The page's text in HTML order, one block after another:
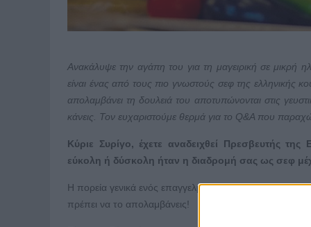
Ανακάλυψε την αγάπη του για τη μαγειρική σε μικρή
είναι ένας από τους πιο γνωστούς σεφ της ελληνικής
απολαμβάνει τη δουλειά του αποτυπώνονται στις
κάνεις. Τον ευχαριστούμε θερμά για το Q&A που
Κύριε Συρίγο, έχετε αναδειχθεί Πρεσβευτής
εύκολη ή δύσκολη ήταν η διαδρομή σας ως σεφ
Η πορεία γενικά ενός επαγγελματία θεωρώ πως έχει
πρέπει να το απολαμβάνεις!